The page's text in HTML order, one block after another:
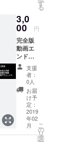
集、音楽作
成など幅広
く手掛けて
います。
外の人か
らは「高知
でなんて」
と言われる
が、そうで
はない。
知でなけ
す
る
3,0
00 円
完全版
動画エ
ンド
ロール
へお名
前を入
れます
備考欄
へ入れ
るお名
前をご
記入お
願いし
支援
者：
0人
お届
け予
定：
2019
年02
月
こ
の
リ
タ